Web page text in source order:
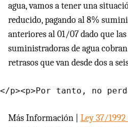
agua, vamos a tener una
reducido, pagando al 8%
anteriores al 01/07 dado que las
suministradoras de agua
retrasos que van desde dos a
Más Información | Ley 37/1992